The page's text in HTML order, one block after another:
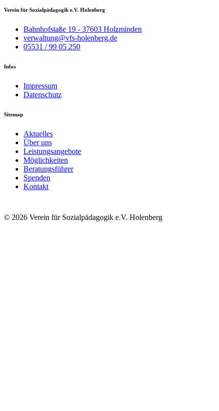
Verein für Sozialpädagogik e.V. Holenberg
Bahnhofstaße 19 - 37603 Holzminden
verwaltung@vfs-holenberg.de
05531 / 99 05 250
Infos
Impressum
Datenschutz
Sitemap
Aktuelles
Über uns
Leistungsangebote
Möglichkeiten
Beratungsführer
Spenden
Kontakt
© 2026 Verein für Sozialpädagogik e.V. Holenberg